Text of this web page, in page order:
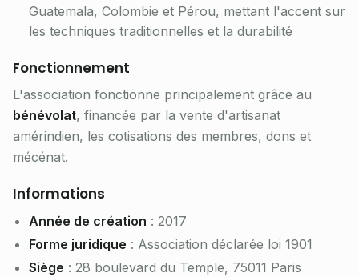
Guatemala, Colombie et Pérou, mettant l'accent sur
les techniques traditionnelles et la durabilité
Fonctionnement
L'association fonctionne principalement grâce au
bénévolat, financée par la vente d'artisanat
amérindien, les cotisations des membres, dons et
mécénat.
Informations
Année de création : 2017
Forme juridique : Association déclarée loi 1901
Siège : 28 boulevard du Temple, 75011 Paris